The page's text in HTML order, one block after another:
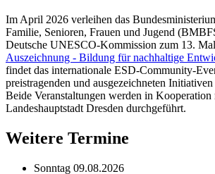
Im April 2026 verleihen das
Familie, Senioren, Frauen und Jugend
Deutsche UNESCO-Kommission zum 13.
Auszeichnung - Bildung für nachhaltige
findet das internationale ESD-Community-
preistragenden und ausgezeichneten
Beide Veranstaltungen werden in Kooperation
Landeshauptstadt Dresden durchgeführt.
Weitere Termine
Sonntag 09.08.2026